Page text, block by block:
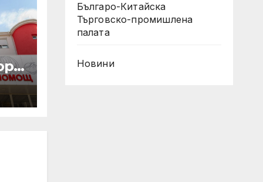
с
Българо-Китайска
Търговско-промишлена
палaта
Новини